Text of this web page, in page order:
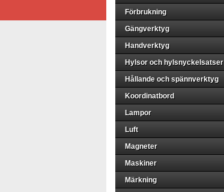
Förbrukning
Gängverktyg
Handverktyg
Hylsor och hylsnyckelsatser
Hållande och spännverktyg
Koordinatbord
Lampor
Luft
Magneter
Maskiner
Märkning